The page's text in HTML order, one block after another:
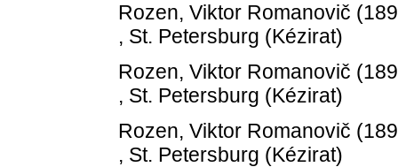
Rozen, Viktor Romanovič
, St. Petersburg (Kézirat)
Rozen, Viktor Romanovič
, St. Petersburg (Kézirat)
Rozen, Viktor Romanovič
, St. Petersburg (Kézirat)